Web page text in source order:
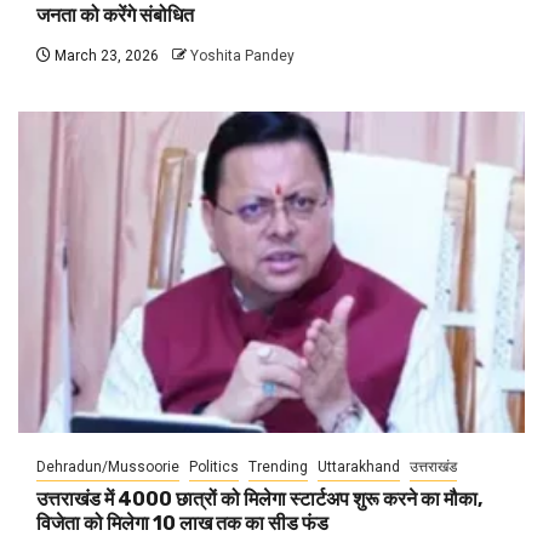
जनता को करेंगे संबोधित
March 23, 2026 Yoshita Pandey
Dehradun/Mussoorie Politics Trending Uttarakhand उत्तराखंड
उत्तराखंड में 4000 छात्रों को मिलेगा स्टार्टअप शुरू करने का मौका,
विजेता को मिलेगा 10 लाख तक का सीड फंड